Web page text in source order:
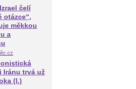
čelí
otázce“,
měkkou
a
Iránu trvá už
(I.)